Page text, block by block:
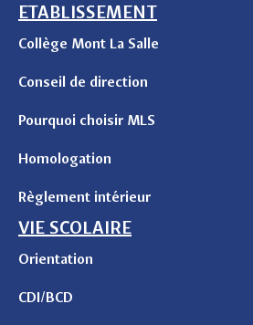
ETABLISSEMENT
Collège Mont La Salle
Conseil de direction
Pourquoi choisir MLS
Homologation
Règlement intérieur
VIE SCOLAIRE
Orientation
CDI/BCD